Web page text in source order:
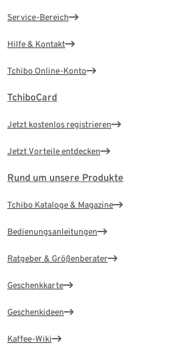
Service-Bereich
Hilfe & Kontakt
Tchibo Online-Konto
TchiboCard
Jetzt kostenlos registrieren
Jetzt Vorteile entdecken
Rund um unsere Produkte
Tchibo Kataloge & Magazine
Bedienungsanleitungen
Ratgeber & Größenberater
Geschenkkarte
Geschenkideen
Kaffee-Wiki